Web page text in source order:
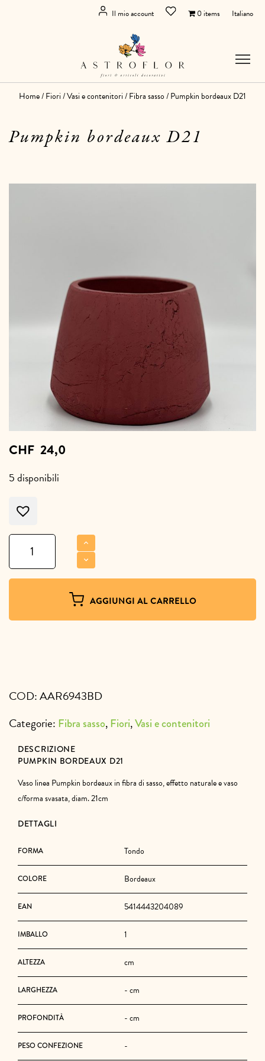
Il mio account 0 items Italiano
Home/Fiori/Vasi e contenitori/Fibra sasso/ Pumpkin bordeaux D21
Pumpkin bordeaux D21
CHF 24,0
5 disponibili
Pumpkin
bordeaux
D21
AGGIUNGI AL CARRELLO
COD:AAR6943BD
Categorie: Fibra sasso,Fiori,Vasi e contenitori
DESCRIZIONE
PUMPKIN BORDEAUX D21
Vaso linea Pumpkin bordeaux in fibra di sasso, effetto naturale e vaso
c/forma svasata, diam. 21cm
DETTAGLI
FORMA Tondo
COLORE Bordeaux
EAN 5414443204089
IMBALLO 1
ALTEZZA cm
LARGHEZZA - cm
PROFONDITÀ - cm
PESO CONFEZIONE -